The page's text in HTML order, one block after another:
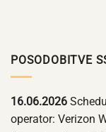
POSODOBITVE
16.06.2026
operator: Verizon